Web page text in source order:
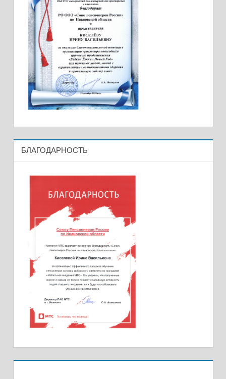
БЛАГОДАРНОСТЬ